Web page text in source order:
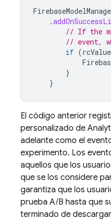
.
// If the
// event,
if (rcValue
}
}
El código anterior
personalizado de
adelante como el
experimento. Los
aquellos que los
que se los considere
garantiza que los
prueba A/B hasta que
terminado de